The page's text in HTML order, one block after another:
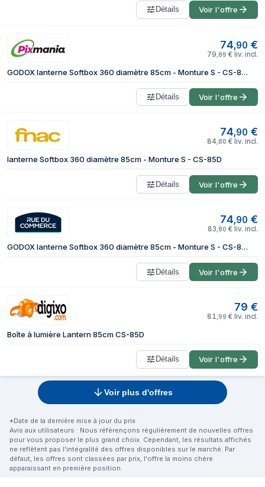
Détails Voir l'offre
74,90 €
79 89 € liv. incl.
GODOX lanterne Softbox 360 diamètre 85cm - Monture S - CS-85D
Détails Voir l'offre
74,90 €
84, 80 € liv. incl.
lanterne Softbox 360 diamètre 85cm - Monture S - CS-85D
Détails Voir l'offre
74,90 €
83 80 € liv. incl.
GODOX lanterne Softbox 360 diamètre 85cm - Monture S - CS-85D
Détails Voir l'offre
79 €
81 99 € liv. incl.
Boîte à lumière Lantern 85cm CS-85D
Détails Voir l'offre
Voir plus d'offres
*Date de la dernière mise à jour du prix
Avis aux utilisateurs : Nous référençons régulièrement de nouvelles offres
pour vous proposer le plus grand choix. Cependant, les résultats affichés
ne reflètent pas l'intégralité des offres disponibles sur le marché. Par
défaut, les offres sont classées par prix, l'offre la moins chère
apparaissant en première position.